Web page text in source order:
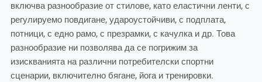
включва разнообразие от стилове, като еластични ленти, с
регулируемо повдигане, удароустойчиви, с подплата,
потници, с едно рамо, с презрамки, с качулка и др. Това
разнообразие ни позволява да се погрижим за
изискванията на различни потребителски спортни
сценарии, включително бягане, йога и тренировки.